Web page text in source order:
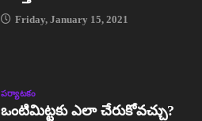
Friday, January 15, 2021
పర్యాటకం
ఒంటిమిట్టకు ఎలా చేరుకోవచ్చు?